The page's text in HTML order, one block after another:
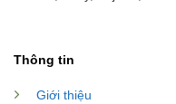
Thông tin
Giới thiệu